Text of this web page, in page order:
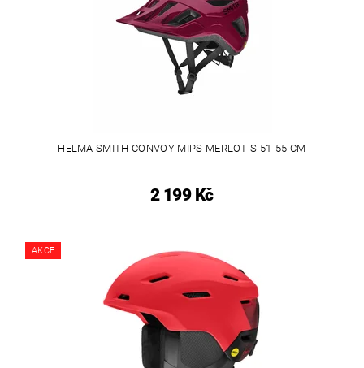
HELMA SMITH CONVOY MIPS MERLOT S 51-55 CM
2 199 Kč
AKCE